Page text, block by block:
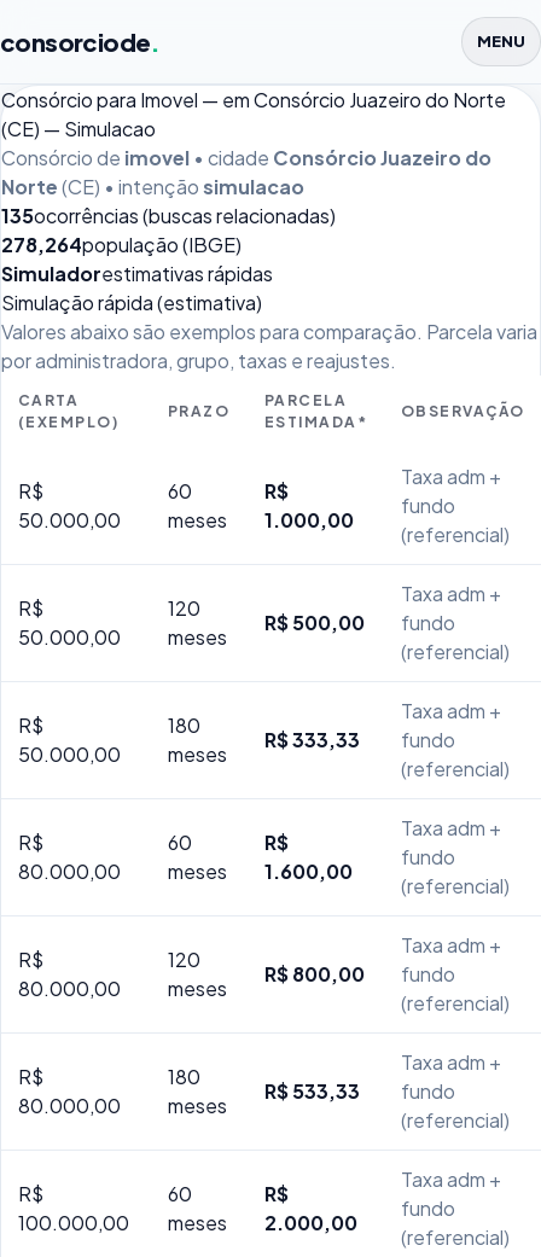
consorciode. MENU
Consórcio para Imovel — em Consórcio Juazeiro do Norte
(CE) — Simulacao
Consórcio de imovel • cidade Consórcio Juazeiro do
Norte(CE) • intençãosimulacao
135ocorrências (buscas relacionadas)
278,264população (IBGE)
Simuladorestimativas rápidas
Simulação rápida (estimativa)
Valores abaixo são exemplos para comparação. Parcela varia
por administradora, grupo, taxas e reajustes.
CARTA
(EXEMPLO)
PRAZO
PARCELA
ESTIMADA*
OBSERVAÇÃO
R$
50.000,00
60
meses
R$
1.000,00
Taxa adm +
fundo
(referencial)
R$
50.000,00
120
meses
R$ 500,00
Taxa adm +
fundo
(referencial)
R$
50.000,00
180
meses
R$ 333,33
Taxa adm +
fundo
(referencial)
R$
80.000,00
60
meses
R$
1.600,00
Taxa adm +
fundo
(referencial)
R$
80.000,00
120
meses
R$ 800,00
Taxa adm +
fundo
(referencial)
R$
80.000,00
180
meses
R$ 533,33
Taxa adm +
fundo
(referencial)
R$
100.000,00
60
meses
R$
2.000,00
Taxa adm +
fundo
(referencial)